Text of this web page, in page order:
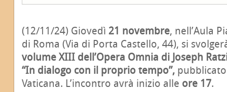
(12/11/24) Giovedì 21 novembre, nell’Aula
di Roma (Via di Porta Castello, 44), si
volume XIII dell’Opera Omnia di Joseph
“In dialogo con il proprio tempo”,
Vaticana. L’incontro avrà inizio alle ore 17.